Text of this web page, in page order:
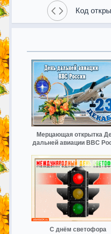
Код
Мерцающая открытка
дальней авиации ВВС
С днём светофора